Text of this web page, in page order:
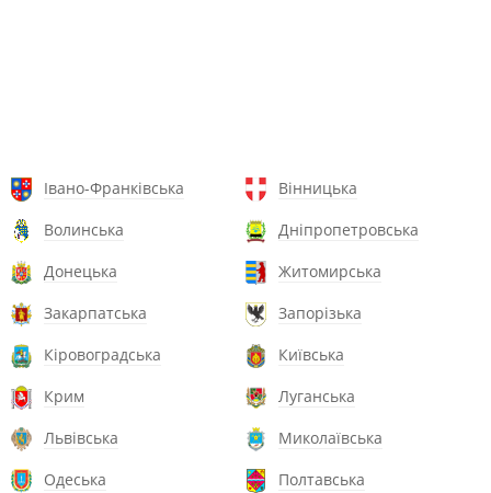
Івано-Франківська
Вінницька
Волинська
Дніпропетровська
Донецька
Житомирська
Закарпатська
Запорізька
Кіровоградська
Київська
Крим
Луганська
Львівська
Миколаївська
Одеська
Полтавська